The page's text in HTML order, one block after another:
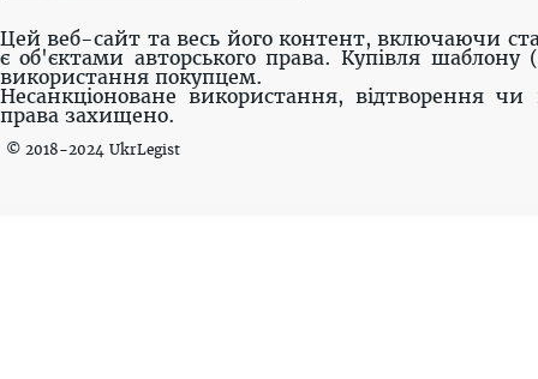
Цей веб-сайт та весь його контент, включаючи
є об'єктами авторського права. Купівля шаблону
використання покупцем.
Несанкціоноване використання, відтворення
права захищено.
© 2018-2024 UkrLegist